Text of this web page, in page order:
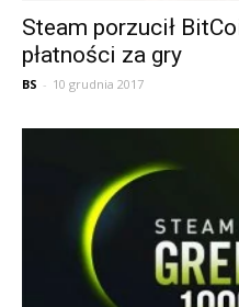
Steam porzucił
płatności za gry
BS - 10 grudnia 2017